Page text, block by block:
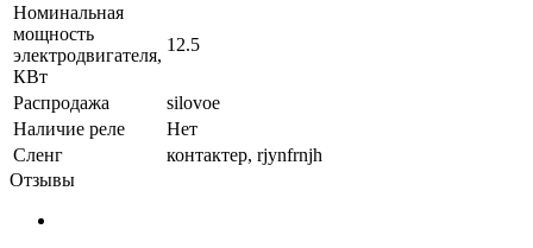
Номинальная
мощность
электродвигателя,
КВт
12.5
Распродажа
silovoe
Наличие реле
Нет
Сленг
контактер, rjynfrnjh
Отзывы